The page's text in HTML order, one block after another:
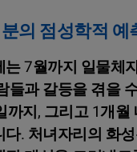
의 점성학적 예
는 7월까지 일물체
들과 갈등을 겪을
까지, 그리고 1개월
다. 처녀자리의 화